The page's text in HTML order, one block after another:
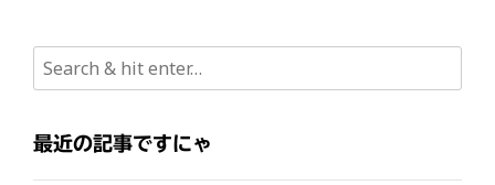
最近の記事ですにゃ